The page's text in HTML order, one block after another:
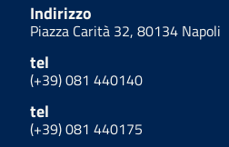
Indirizzo
Piazza Carità 32, 80134 Napoli
tel
(+39) 081 440140
tel
(+39) 081 440175